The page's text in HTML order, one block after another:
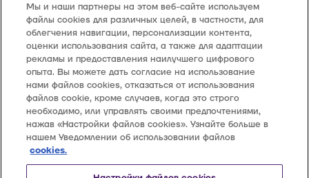
Смотреть все рецепты >
Все продукты
Классическое
С глазурью
Мини-кексы
Контакты
8 800 555 8000
Звонки по России
Мы и наши партнеры на этом веб-сайте используем
файлы cookies для различных целей, в частности, для
облегчения навигации, персонализации контента,
оценки использования сайта, а также для адаптации
рекламы и предоставления наилучшего цифрового
опыта. Вы можете дать согласие на использование
нами файлов cookies, отказаться от использования
файлов cookie, кроме случаев, когда это строго
необходимо, или управлять своими предпочтениями,
нажав «Настройки файлов cookies». Узнайте больше в
нашем Уведомлении об использовании файлов
cookies.